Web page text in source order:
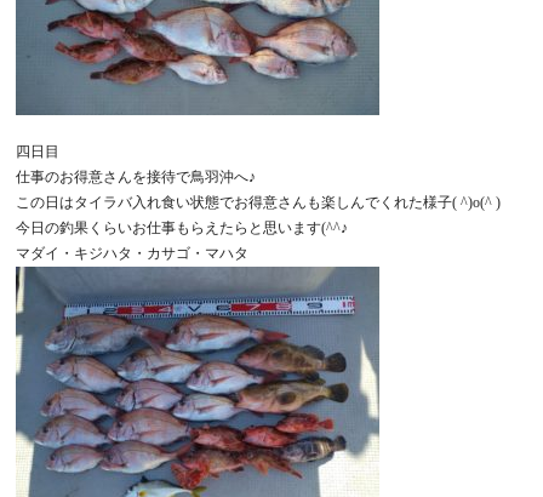
四日目
仕事のお得意さんを接待で鳥羽沖へ♪
この日はタイラバ入れ食い状態でお得意さんも楽しんでくれた様子( ^)o(^ )
今日の釣果くらいお仕事もらえたらと思います(^^♪
マダイ・キジハタ・カサゴ・マハタ